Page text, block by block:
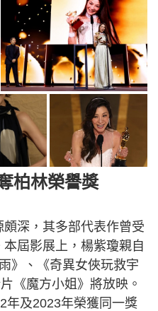
柏林榮譽獎
深，其多部代表作曾受
屆影展上，楊紫瓊親自
》、《奇異女俠玩救宇
《魔方小姐》將放映。
年及2023年榮獲同一獎